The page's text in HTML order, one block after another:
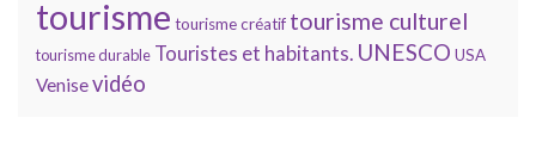
tourisme tourisme créatif tourisme culturel
tourisme durable Touristes et habitants. UNESCO USA
Venisevidéo